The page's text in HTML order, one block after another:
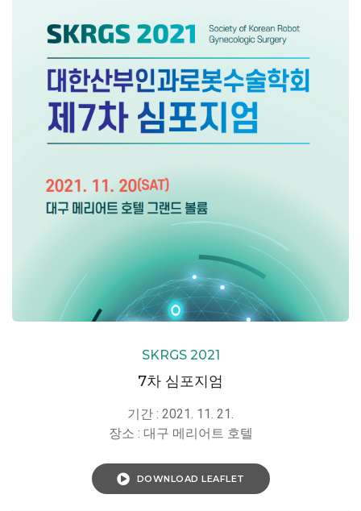
SKRGS 2021
7차 심포지엄
기간 : 2021. 11. 21.
장소 : 대구 메리어트 호텔
DOWNLOAD LEAFLET